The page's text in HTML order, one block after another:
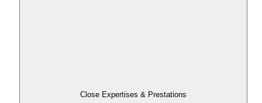
Close Expertises & Prestations